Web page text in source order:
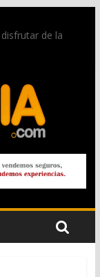
de la
imágenes
Marqués de
agosto a
de
de la ciudad y